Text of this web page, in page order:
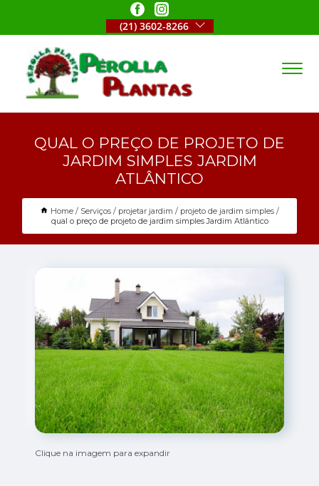
(21) 3602-8266
QUAL O PREÇO DE PROJETO DE
JARDIM SIMPLES JARDIM
ATLÂNTICO
Home Serviços projetar jardim
projeto de jardim simples
qual o preço de projeto de jardim simples Jardim Atlântico
Clique na imagem para expandir